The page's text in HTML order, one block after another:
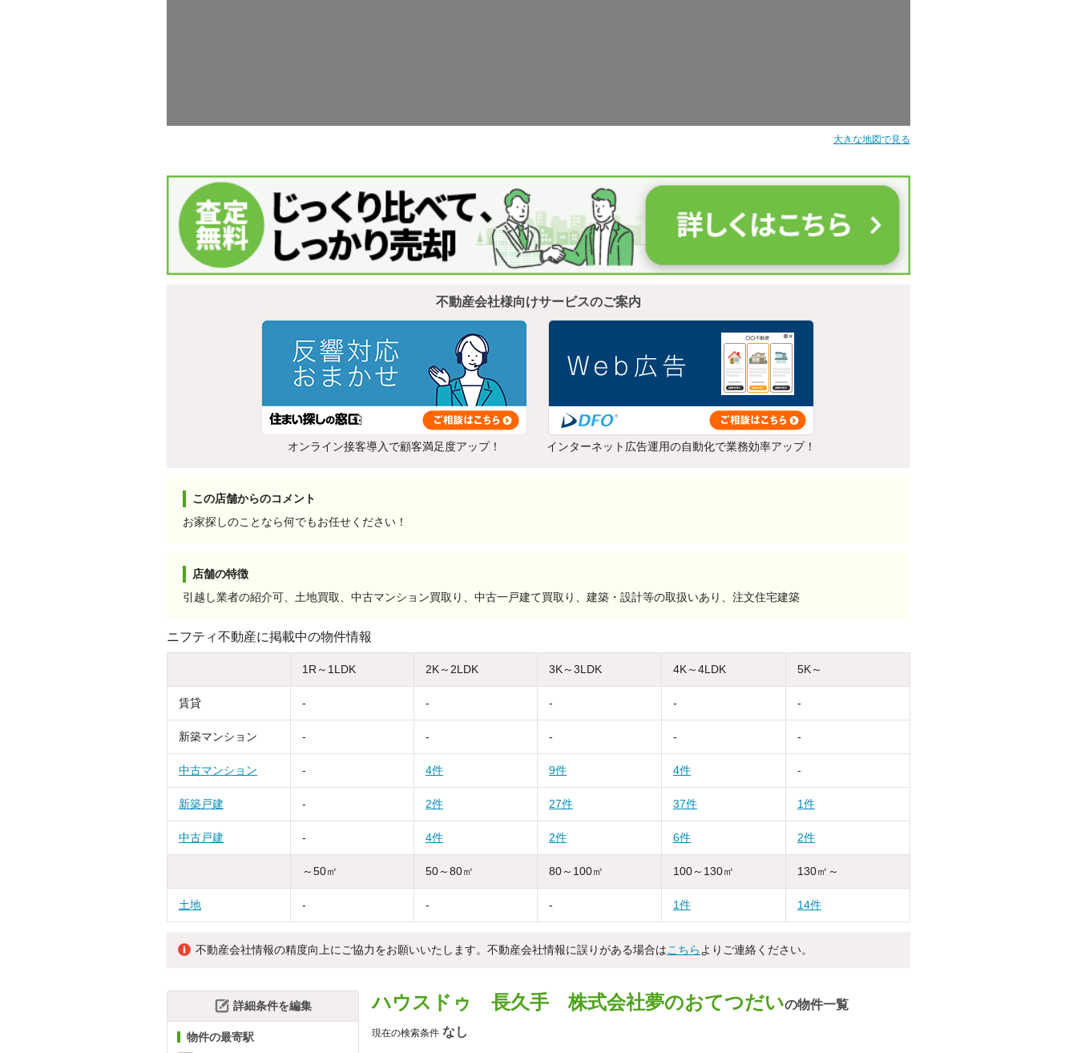
大きな地図で見る
不動産会社様向けサービスのご案内
オンライン接客導入で顧客満足度アップ！ インターネット広告運用の自動化で業務効率アップ！
この店舗からのコメント
お家探しのことなら何でもお任せください！
店舗の特徴
引越し業者の紹介可、土地買取、中古マンション買取り、中古一戸建て買取り、建築・設計等の取扱いあり、注文住宅建築
ニフティ不動産に掲載中の物件情報
1R～1LDK 2K～2LDK 3K～3LDK 4K～4LDK 5K～
賃貸 - - - - -
新築マンション - - - - -
中古マンション - 4件 9件 4件 -
新築戸建 - 2件 27件 37件 1件
中古戸建 - 4件 2件 6件 2件
～50㎡ 50～80㎡ 80～100㎡ 100～130㎡ 130㎡～
土地 - - - 1件 14件
不動産会社情報の精度向上にご協力をお願いいたします。不動産会社情報に誤りがある場合はこちら よりご連絡ください。
ハウスドゥ 長久手 株式会社夢のおてつだいの物件一覧
現在の検索条件 なし
詳細条件を編集
物件の最寄駅